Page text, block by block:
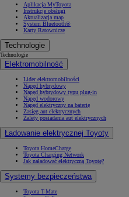
Aplikacja MyToyota
Instrukcje obsługi
Aktualizacja map
System Bluetooth®
Karty Ratownicze
Technologie
Technologie
Elektromobilność
Lider elektromobilności
Napęd hybrydowy
Napęd hybrydowy typu plug-in
Napęd wodorowy
Napęd elektryczny na baterię
Zasięg aut elektrycznych
Zalety posiadania aut elektrycznych
Ładowanie elektrycznej Toyoty
Toyota HomeCharge
Toyota Charging Network
Jak naładować elektryczną Toyotę?
Systemy bezpieczeństwa
Toyota T-Mate